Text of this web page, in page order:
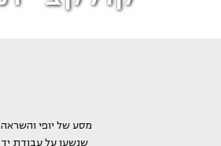
מסע של יופי